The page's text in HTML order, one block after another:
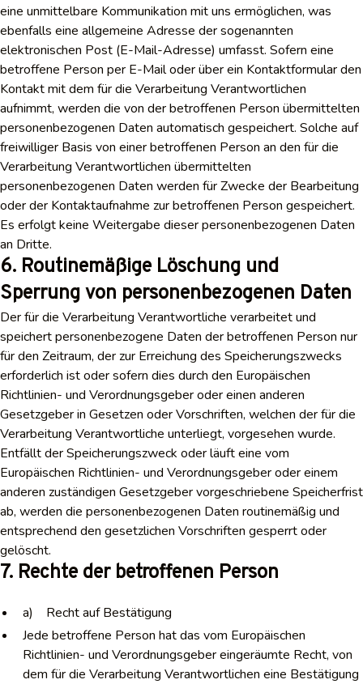
eine unmittelbare Kommunikation mit uns ermöglichen, was
ebenfalls eine allgemeine Adresse der sogenannten
elektronischen Post (E-Mail-Adresse) umfasst. Sofern eine
betroffene Person per E-Mail oder über ein Kontaktformular den
Kontakt mit dem für die Verarbeitung Verantwortlichen
aufnimmt, werden die von der betroffenen Person übermittelten
personenbezogenen Daten automatisch gespeichert. Solche auf
freiwilliger Basis von einer betroffenen Person an den für die
Verarbeitung Verantwortlichen übermittelten
personenbezogenen Daten werden für Zwecke der Bearbeitung
oder der Kontaktaufnahme zur betroffenen Person gespeichert.
Es erfolgt keine Weitergabe dieser personenbezogenen Daten
an Dritte.
6. Routinemäßige Löschung und
Sperrung von personenbezogenen Daten
Der für die Verarbeitung Verantwortliche verarbeitet und
speichert personenbezogene Daten der betroffenen Person nur
für den Zeitraum, der zur Erreichung des Speicherungszwecks
erforderlich ist oder sofern dies durch den Europäischen
Richtlinien- und Verordnungsgeber oder einen anderen
Gesetzgeber in Gesetzen oder Vorschriften, welchen der für die
Verarbeitung Verantwortliche unterliegt, vorgesehen wurde.
Entfällt der Speicherungszweck oder läuft eine vom
Europäischen Richtlinien- und Verordnungsgeber oder einem
anderen zuständigen Gesetzgeber vorgeschriebene Speicherfrist
ab, werden die personenbezogenen Daten routinemäßig und
entsprechend den gesetzlichen Vorschriften gesperrt oder
gelöscht.
7. Rechte der betroffenen Person
a) Recht auf Bestätigung
Jede betroffene Person hat das vom Europäischen
Richtlinien- und Verordnungsgeber eingeräumte Recht, von
dem für die Verarbeitung Verantwortlichen eine Bestätigung